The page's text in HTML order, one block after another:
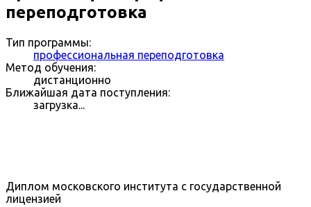
переподготовка
Тип программы:
профессиональная переподготовка
Метод обучения:
дистанционно
Ближайшая дата поступления:
загрузка...
Диплом московского института с государственной
лицензией